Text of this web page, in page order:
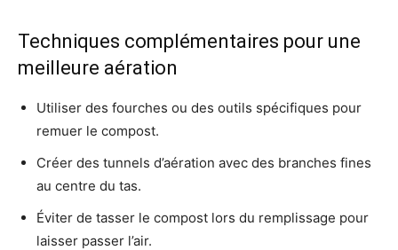
Techniques complémentaires pour une
meilleure aération
Utiliser des fourches ou des outils spécifiques pour
remuer le compost.
Créer des tunnels d’aération avec des branches fines
au centre du tas.
Éviter de tasser le compost lors du remplissage pour
laisser passer l’air.